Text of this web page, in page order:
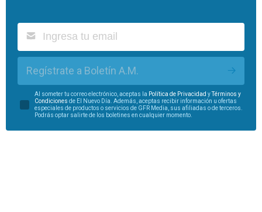
Regístrate a Boletín A.M.
Al someter tu correo electrónico, aceptas la Política de Privacidad yTérminos y
Condiciones de El Nuevo Día. Además, aceptas recibir información u ofertas
especiales de productos o servicios de GFR Media, sus afiliadas o de terceros.
Podrás optar salirte de los boletines en cualquier momento.